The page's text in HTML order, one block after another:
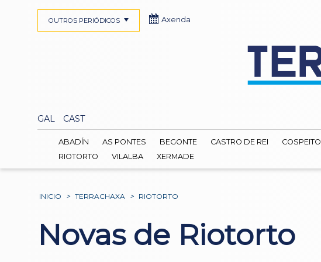
GAL CAST
OUTROS PERIÓDICOS Axenda
ABADÍN AS PONTES BEGONTE CASTRO DE REI COSPEITO
RIOTORTO
VILALBA XERMADE
INICIO > TERRACHAXA > RIOTORTO
Novas de Riotorto